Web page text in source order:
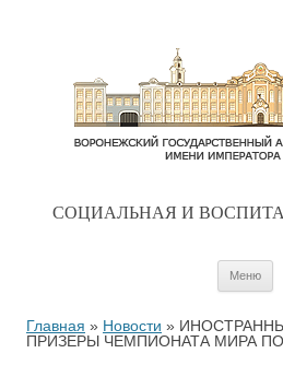
CОЦИАЛЬНАЯ И
Меню
Главная » Новости »
ПРИЗЕРЫ ЧЕМПИОНАТА МИРА